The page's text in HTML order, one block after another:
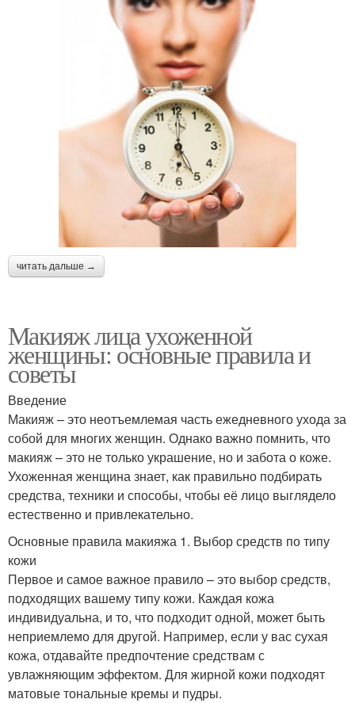
читать дальше →
Макияж лица ухоженной
женщины: основные правила и
советы
Введение
Макияж – это неотъемлемая часть ежедневного ухода за
собой для многих женщин. Однако важно помнить, что
макияж – это не только украшение, но и забота о коже.
Ухоженная женщина знает, как правильно подбирать
средства, техники и способы, чтобы её лицо выглядело
естественно и привлекательно.
Основные правила макияжа 1. Выбор средств по типу
кожи
Первое и самое важное правило – это выбор средств,
подходящих вашему типу кожи. Каждая кожа
индивидуальна, и то, что подходит одной, может быть
неприемлемо для другой. Например, если у вас сухая
кожа, отдавайте предпочтение средствам с
увлажняющим эффектом. Для жирной кожи подходят
матовые тональные кремы и пудры.